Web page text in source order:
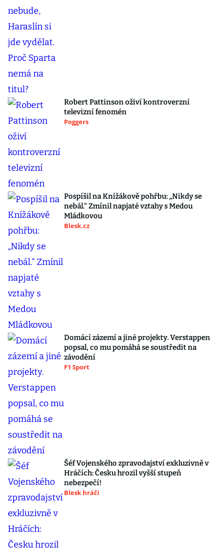
Robert Pattinson oživí kontroverzní
televizní fenomén
Poggers
Pospíšil na Knížákově pohřbu: „Nikdy se
nebál.“ Zmínil napjaté vztahy s Medou
Mládkovou
Blesk.cz
Domácí zázemí a jiné projekty. Verstappen
popsal, co mu pomáhá se soustředit na
závodění
F1 Sport
Šéf Vojenského zpravodajství exkluzivně v
Hráčích: Česku hrozil vyšší stupeň
nebezpečí!
Blesk hráči